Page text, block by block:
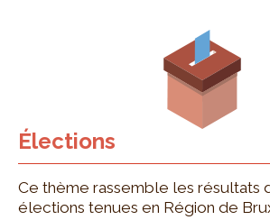
Élections
Ce thème rassemble les résultats
élections tenues en Région de